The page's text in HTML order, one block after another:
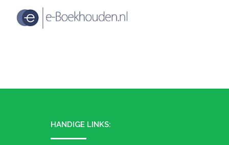
HANDIGE LINKS: